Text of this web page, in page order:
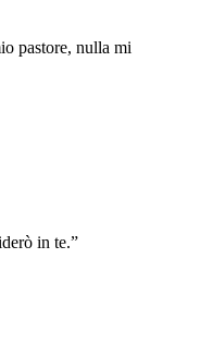
pastore, nulla mi
in te.”